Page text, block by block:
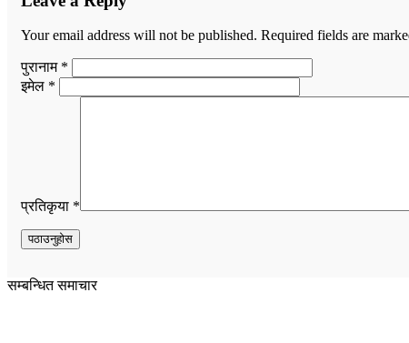
Your email address will not be published. Required fields are
पुरानाम *
इमेल *
प्रतिकृया *
सम्बन्धित समाचार